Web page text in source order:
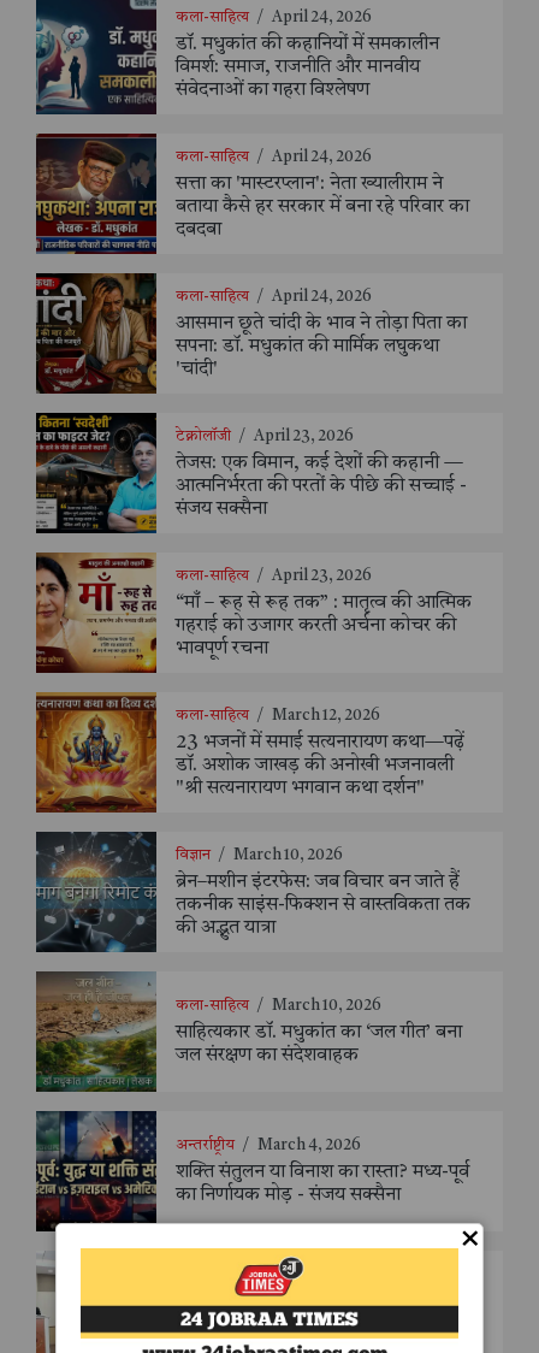
कला-साहित्य / April 24, 2026
डॉ. मधुकांत की कहानियों में समकालीन
विमर्श: समाज, राजनीति और मानवीय
संवेदनाओं का गहरा विश्लेषण
कला-साहित्य / April 24, 2026
सत्ता का 'मास्टरप्लान': नेता ख्यालीराम ने
बताया कैसे हर सरकार में बना रहे परिवार का
दबदबा
कला-साहित्य / April 24, 2026
आसमान छूते चांदी के भाव ने तोड़ा पिता का
सपना: डॉ. मधुकांत की मार्मिक लघुकथा
'चांदी'
टेक्नोलॉजी / April 23, 2026
तेजस: एक विमान, कई देशों की कहानी —
आत्मनिर्भरता की परतों के पीछे की सच्चाई -
संजय सक्सैना
कला-साहित्य / April 23, 2026
“माँ – रूह से रूह तक” : मातृत्व की आत्मिक
गहराई को उजागर करती अर्चना कोचर की
भावपूर्ण रचना
कला-साहित्य / March 12, 2026
23 भजनों में समाई सत्यनारायण कथा—पढ़ें
डॉ. अशोक जाखड़ की अनोखी भजनावली
"श्री सत्यनारायण भगवान कथा दर्शन"
विज्ञान / March 10, 2026
ब्रेन–मशीन इंटरफेस: जब विचार बन जाते हैं
तकनीक साइंस-फिक्शन से वास्तविकता तक
की अद्भुत यात्रा
कला-साहित्य / March 10, 2026
साहित्यकार डॉ. मधुकांत का ‘जल गीत’ बना
जल संरक्षण का संदेशवाहक
अन्तर्राष्ट्रीय / March 4, 2026
शक्ति संतुलन या विनाश का रास्ता? मध्य-पूर्व
का निर्णायक मोड़ - संजय सक्सैना
December 16, 2025
एनएचआरसी का 4-हफ्ते का विंटर इंटर्नशिप
प्रोग्राम – 2025 नई दिल्ली में शुरू
×